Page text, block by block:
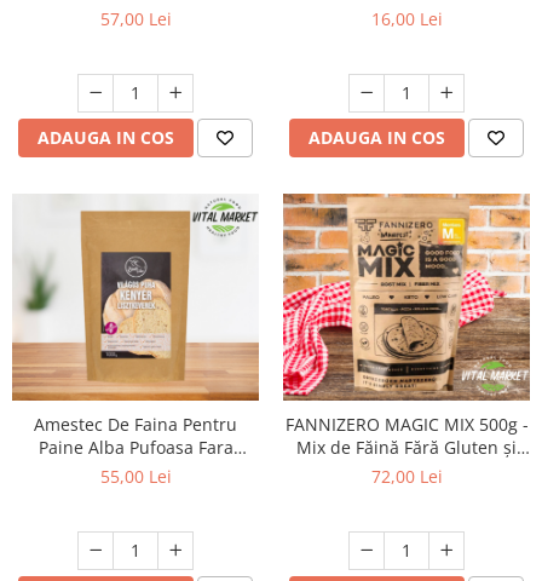
crocanta Szafi Free 1000G
57,00 Lei
ADAUGA IN COS
16,00 Lei
ADAUGA IN COS
Amestec De Faina Pentru
Paine Alba Pufoasa Fara
Gluten 1kg Szafi Free
55,00 Lei
FANNIZERO MAGIC MIX 500g -
Mix de Făină Fără Gluten și
Fără Cereale
72,00 Lei